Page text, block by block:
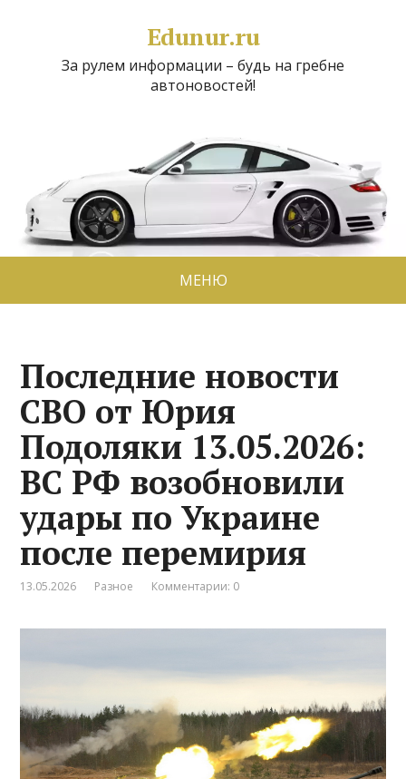
Edunur.ru
За рулем информации – будь на гребне
автоновостей!
МЕНЮ
Последние новости
СВО от Юрия
Подоляки 13.05.2026:
ВС РФ возобновили
удары по Украине
после перемирия
13.05.2026 Разное Комментарии: 0